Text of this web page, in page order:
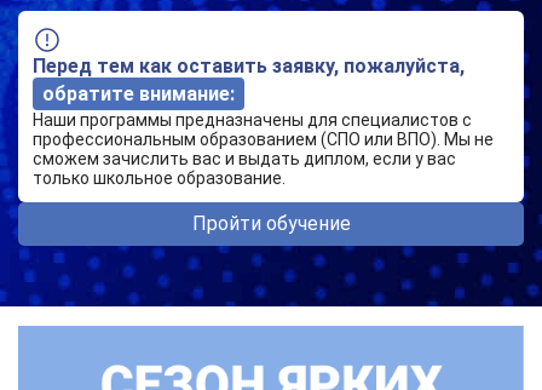
Перед тем как оставить заявку, пожалуйста,
обратите внимание:
Наши программы предназначены для специалистов с
профессиональным образованием (СПО или ВПО). Мы не
сможем зачислить вас и выдать диплом, если у вас
только школьное образование.
Пройти обучение